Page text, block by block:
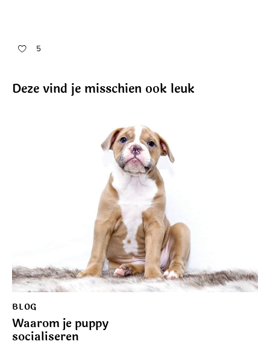
5
Deze vind je misschien ook leuk
BLOG
Waarom je puppy
socialiseren